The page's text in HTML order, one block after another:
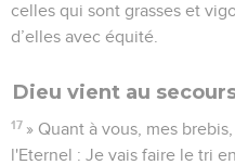
celles qui sont grasses et
d’elles avec équité.
Dieu vient au
17 » Quant à vous, mes
l'Eternel : Je vais faire le tri